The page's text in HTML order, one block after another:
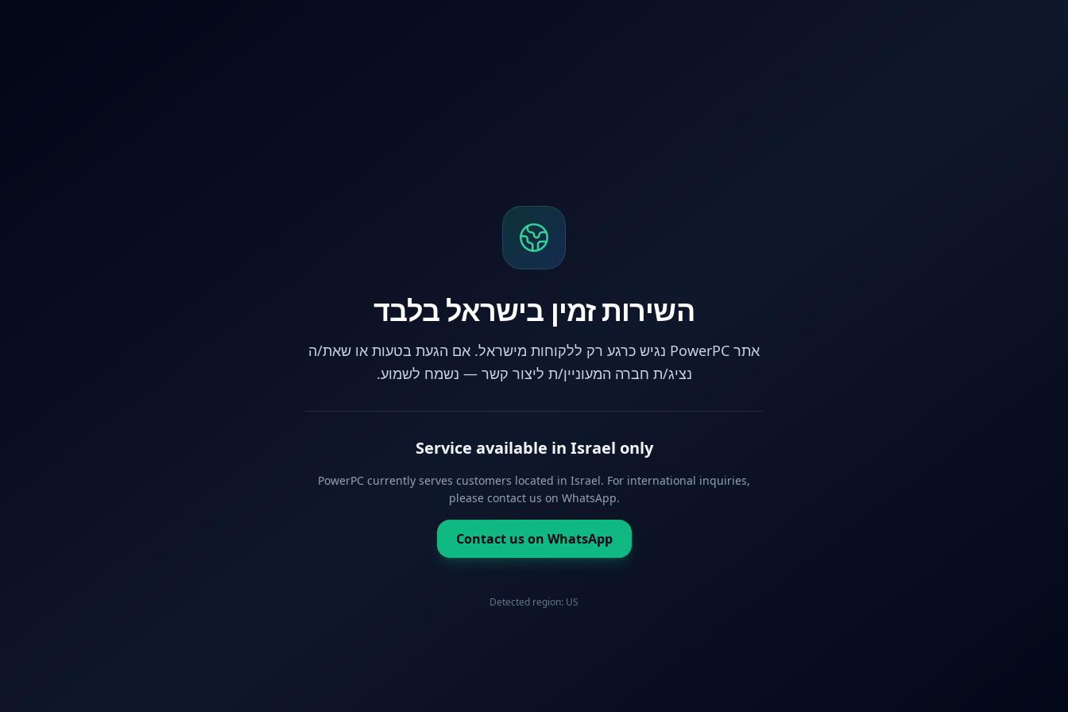
השירות זמין בישראל בלבד
אתר PowerPC נגיש כרגע רק ללקוחות מישראל. אם הגעת בטעות או שאת/ה
נציג/ת חברה המעוניין/ת ליצור קשר — נשמח לשמוע.
Service available in Israel only
PowerPC currently serves customers located in Israel. For international inquiries,
please contact us on WhatsApp.
Contact us on WhatsApp
Detected region: US